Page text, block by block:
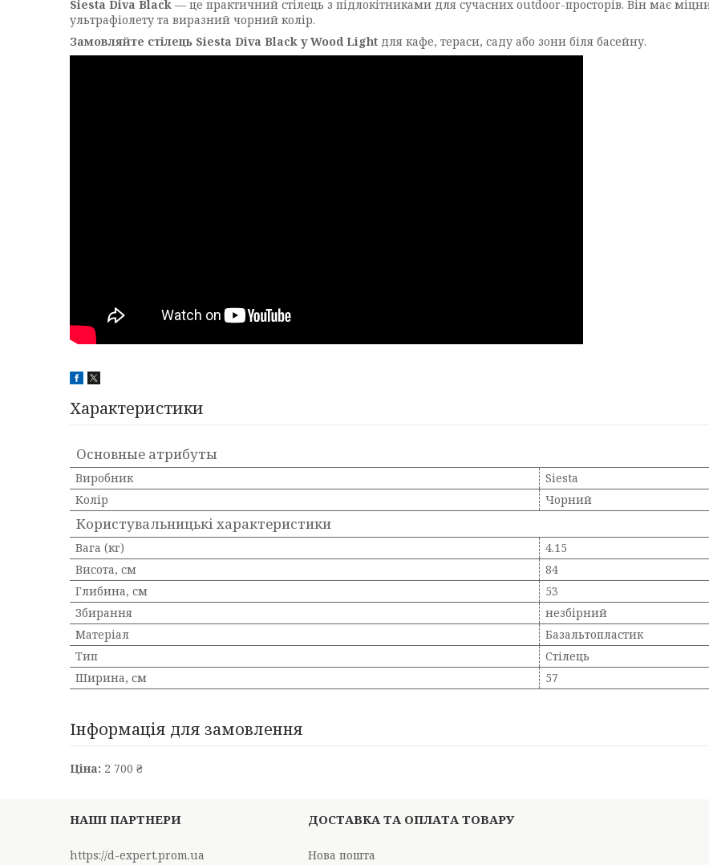
Siesta Diva Black — це практичний стілець з підлокітниками для сучасних outdoor-просторів. Він має
ультрафіолету та виразний чорний колір.
Замовляйте стілець Siesta Diva Black у Wood Light для кафе, тераси, саду або зони біля басейну.
Характеристики
Основные атрибуты
Виробник
Siesta
Колір
Чорний
Користувальницькі характеристики
Вага (кг)
4.15
Висота, см
84
Глибина, см
53
Збирання
незбірний
Матеріал
Базальтопластик
Тип
Стілець
Ширина, см
57
Інформація для замовлення
Ціна: 2 700 ₴
НАШІ ПАРТНЕРИ
https://d-expert.prom.ua
ДОСТАВКА ТА ОПЛАТА ТОВАРУ
Нова пошта